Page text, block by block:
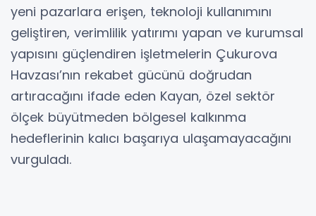
yeni pazarlara erişen, teknoloji kullanımını
geliştiren, verimlilik yatırımı yapan ve kurumsal
yapısını güçlendiren işletmelerin Çukurova
Havzası’nın rekabet gücünü doğrudan
artıracağını ifade eden Kayan, özel sektör
ölçek büyütmeden bölgesel kalkınma
hedeflerinin kalıcı başarıya ulaşamayacağını
vurguladı.